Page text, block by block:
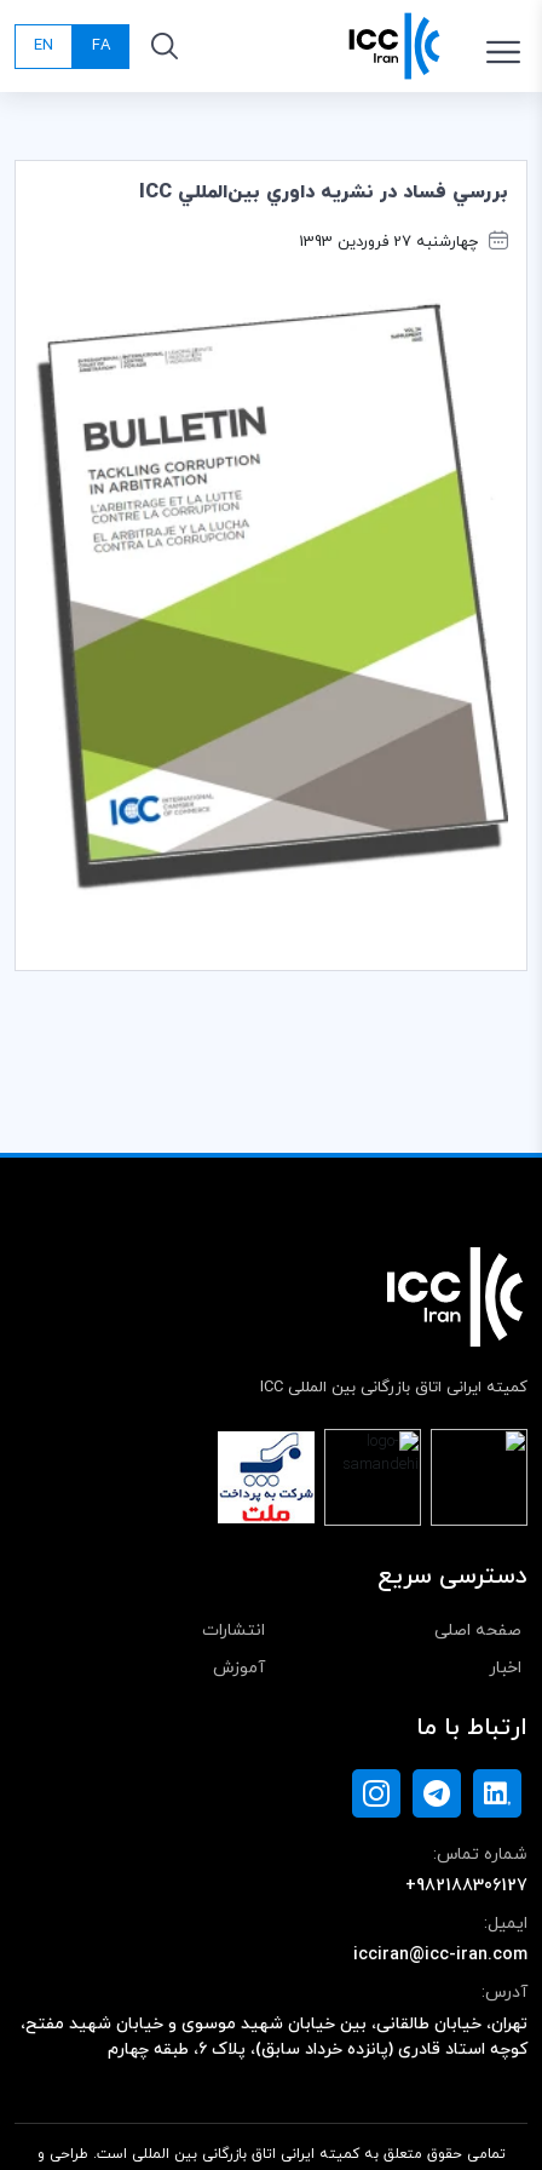
FA
EN
بررسي فساد در نشريه داوري بين‌المللي ICC
چهارشنبه 27 فروردین 1393
کمیته ایرانی اتاق بازرگانی بین المللی ICC
دسترسی سریع
صفحه اصلی
انتشارات
اخبار
آموزش
ارتباط با ما
شماره تماس:
+982188306127
ایمیل:
icciran@icc-iran.com
آدرس:
تهران، خیابان طالقانی، بین خیابان شهید موسوی و خیابان شهید مفتح،
کوچه استاد قادری (پانزده خرداد سابق)، پلاک ۶، طبقه چهارم
تمامی حقوق متعلق به کمیته ایرانی اتاق بازرگانی بین المللی است. طراحی و